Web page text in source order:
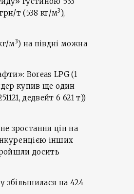
т (538 кг/м3 ),
м3) на півдні можна
Boreas LPG (1
купив ще один
дедвейт 6 621 т))
зростання цін на
інших
досить
збільшилася на 424